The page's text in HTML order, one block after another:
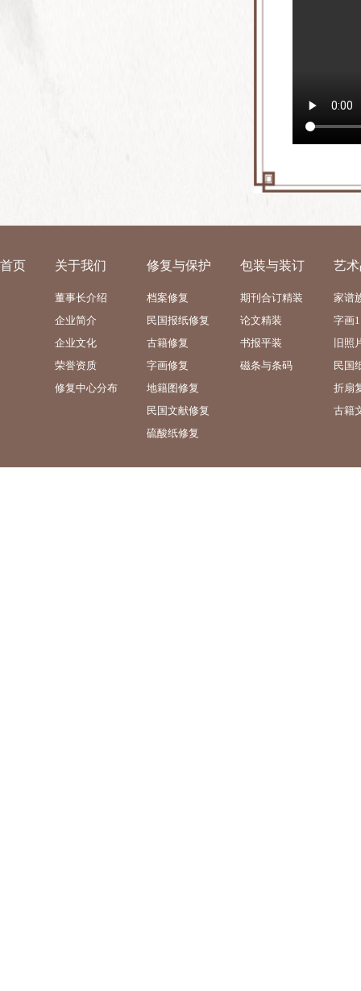
首页 关于我们
董事长介绍
企业简介
企业文化
荣誉资质
修复中心分布
修复与保护
档案修复
民国报纸修复
古籍修复
字画修复
地籍图修复
民国文献修复
硫酸纸修复
包装与装订
期刊合订精装
论文精装
书报平装
磁条与条码
艺
家谱
字画
旧照
民国
折扇
古籍